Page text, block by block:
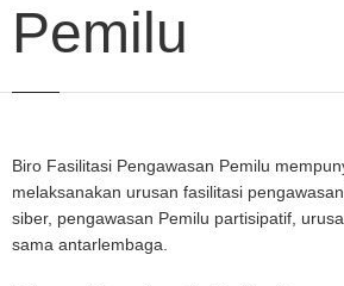
Pemilu
Biro Fasilitasi Pengawasan Pemilu
melaksanakan urusan fasilitasi
siber, pengawasan Pemilu partisipatif,
sama antarlembaga.